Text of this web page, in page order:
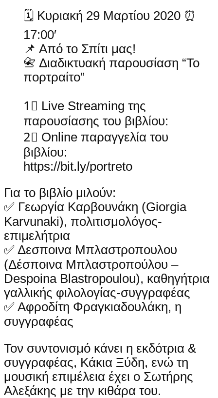
🗓 Κυριακή 29 Μαρτίου 2020 ⏰
17:00′
📌 Από το Σπίτι μας!
📇 Διαδικτυακή παρουσίαση “Το
πορτραίτο”
1⃣ Live Streaming της
παρουσίασης του βιβλίου:
2⃣ Online παραγγελία του
βιβλίου:
https://bit.ly/portreto
Για το βιβλίο μιλούν:
✅ Γεωργία Καρβουνάκη (Giorgia
Karvunaki), πολιτισμολόγος-
επιμελήτρια
✅ Δεσποινα Μπλαστροπουλου
(Δέσποινα Μπλαστροπούλου –
Despoina Blastropoulou), καθηγήτρια
γαλλικής φιλολογίας-συγγραφέας
✅ Αφροδίτη Φραγκιαδουλάκη, η
συγγραφέας
Τον συντονισμό κάνει η εκδότρια &
συγγραφέας, Κάκια Ξύδη, ενώ τη
μουσική επιμέλεια έχει ο Σωτήρης
Αλεξάκης με την κιθάρα του.